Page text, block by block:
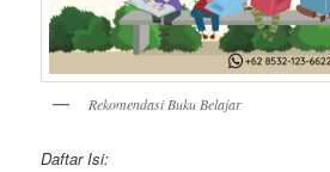
Rekomendasi Buku Belajar
Daftar Isi: